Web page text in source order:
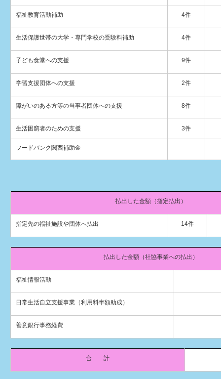
福祉教育活動補助 4件
生活保護世帯の大学・専門学校の受験料補助 4件
子ども食堂への支援 9件
学習支援団体への支援 2件
障がいのある方等の当事者団体への支援 8件
生活困窮者のための支援 3件
フードバンク関西補助金
払出した金額（指定払出）
指定先の福祉施設や団体へ払出 14件
払出した金額（社協事業への払出）
福祉情報活動
日常生活自立支援事業（利用料半額助成）
善意銀行事務経費
合 計